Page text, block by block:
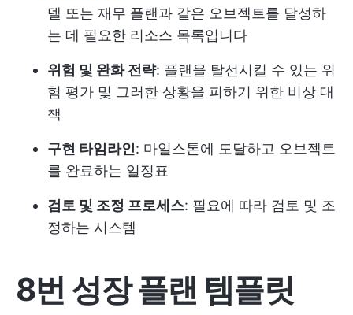
델 또는 재무 플랜과 같은 오브젝트를 달성하
는 데 필요한 리소스 목록입니다
위험 및 완화 전략: 플랜을 탈선시킬 수 있는 위
험 평가 및 그러한 상황을 피하기 위한 비상 대
책
구현 타임라인: 마일스톤에 도달하고 오브젝트
를 완료하는 일정표
검토 및 조정 프로세스: 필요에 따라 검토 및 조
정하는 시스템
8번 성장 플랜 템플릿